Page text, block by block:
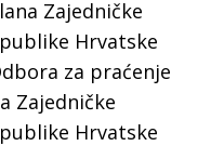
Zajedničke
Hrvatske
za praćenje
Zajedničke
Hrvatske